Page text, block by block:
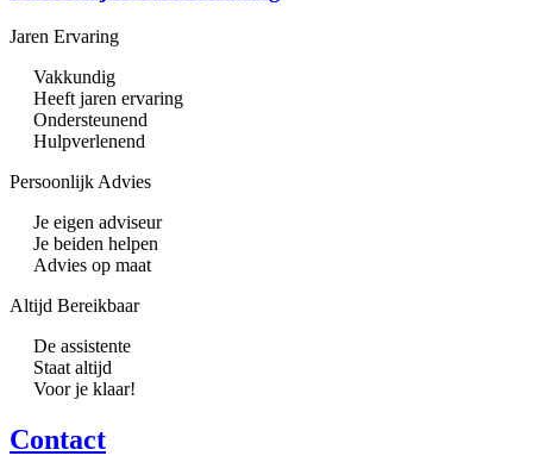
Jaren Ervaring
Vakkundig
Heeft jaren ervaring
Ondersteunend
Hulpverlenend
Persoonlijk Advies
Je eigen adviseur
Je beiden helpen
Advies op maat
Altijd Bereikbaar
De assistente
Staat altijd
Voor je klaar!
Contact